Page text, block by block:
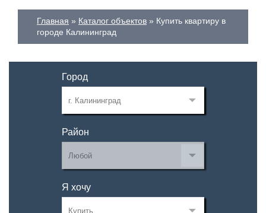
Главная Каталог объектов
Купить квартиру в
городе Калининград
Город
Район
Я хочу